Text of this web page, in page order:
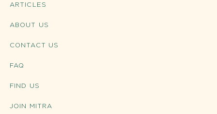
ARTICLES
ABOUT US
CONTACT US
FAQ
FIND US
JOIN MITRA